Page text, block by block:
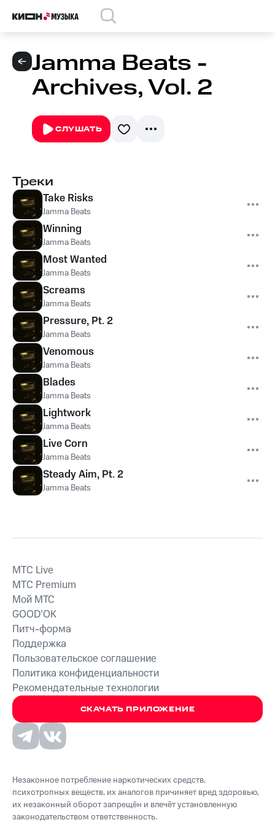
Jamma Beats -
Archives, Vol. 2
СЛУШАТЬ
Треки
Take Risks
Jamma Beats
Winning
Jamma Beats
Most Wanted
Jamma Beats
Screams
Jamma Beats
Pressure, Pt. 2
Jamma Beats
Venomous
Jamma Beats
Blades
Jamma Beats
Lightwork
Jamma Beats
Live Corn
Jamma Beats
Steady Aim, Pt. 2
Jamma Beats
СКАЧАТЬ ПРИЛОЖЕНИЕ
MTС Live
MTС Premium
Мой МТС
GOOD’OK
Питч-форма
Поддержка
Пользовательское соглашение
Политика конфиденциальности
Рекомендательные технологии
Незаконное потребление наркотических средств,
психотропных веществ, их аналогов причиняет вред здоровью,
их незаконный оборот запрещён и влечёт установленную
законодательством ответственность.